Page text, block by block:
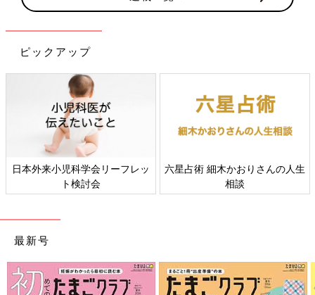
ピックアップ
すべての赤ちゃんや家族にとっ
て、よりよい社会・環境となる
ことをめざしてさまざまな課題
赤ちゃんの肌トラブル、アレル
ギーについて
最新号